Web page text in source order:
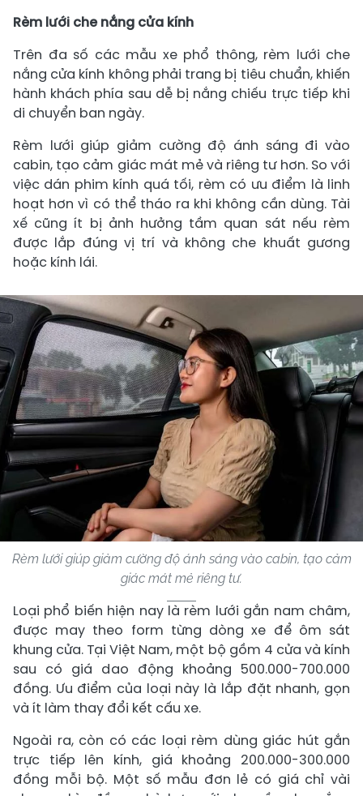
Rèm lưới che nắng cửa kính
Trên đa số các mẫu xe phổ thông, rèm lưới che
nắng cửa kính không phải trang bị tiêu chuẩn, khiến
hành khách phía sau dễ bị nắng chiếu trực tiếp khi
di chuyển ban ngày.
Rèm lưới giúp giảm cường độ ánh sáng đi vào
cabin, tạo cảm giác mát mẻ và riêng tư hơn. So với
việc dán phim kính quá tối, rèm có ưu điểm là linh
hoạt hơn vì có thể tháo ra khi không cần dùng. Tài
xế cũng ít bị ảnh hưởng tầm quan sát nếu rèm
được lắp đúng vị trí và không che khuất gương
hoặc kính lái.
Rèm lưới giúp giảm cường độ ánh sáng vào cabin, tạo cảm
giác mát mẻ riêng tư.
Loại phổ biến hiện nay là rèm lưới gắn nam châm,
được may theo form từng dòng xe để ôm sát
khung cửa. Tại Việt Nam, một bộ gồm 4 cửa và kính
sau có giá dao động khoảng 500.000-700.000
đồng. Ưu điểm của loại này là lắp đặt nhanh, gọn
và ít làm thay đổi kết cấu xe.
Ngoài ra, còn có các loại rèm dùng giác hút gắn
trực tiếp lên kính, giá khoảng 200.000-300.000
đồng mỗi bộ. Một số mẫu đơn lẻ có giá chỉ vài